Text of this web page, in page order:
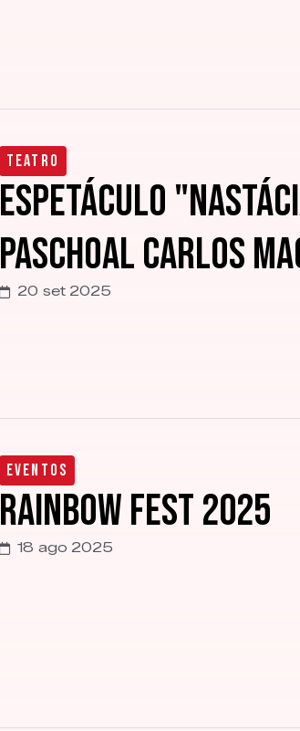
Teatro
Espetáculo
Paschoal Carlos
20 set 2025
Eventos
Rainbow Fest 2025
18 ago 2025